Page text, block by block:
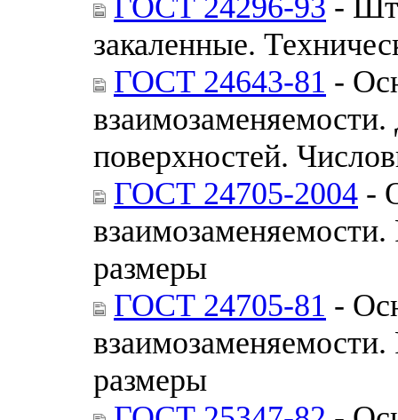
закаленные.
ГОСТ 24643-81 -
поверхностей.
ГОСТ 24705-2004 -
размеры
ГОСТ 24705-81 -
размеры